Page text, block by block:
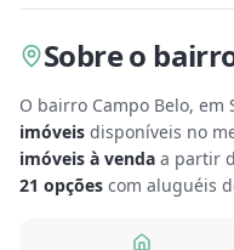
Sobreo
O bairro Campo Belo, em
imóveis disponíveis no
imóveis à venda a partir
21 opções com aluguéis